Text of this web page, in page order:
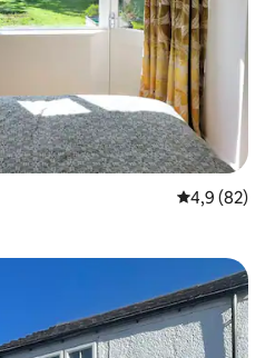
4,9 av 5 i
4,9 (82)